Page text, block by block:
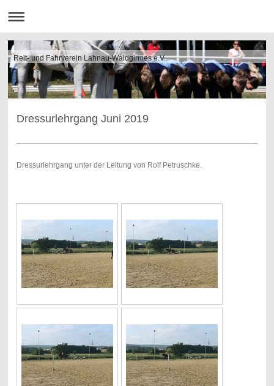
Reit- und Fahrverein Lahnau-Waldgirmes e.V.
Dressurlehrgang Juni 2019
Dressurlehrgang unter der Leitung von Rolf Petruschke.